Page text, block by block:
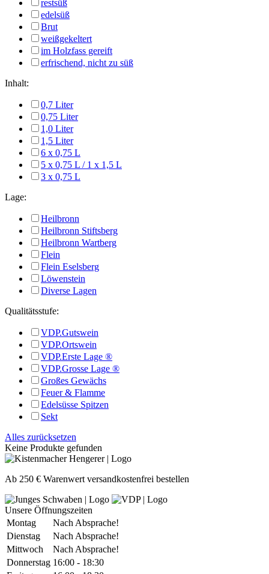
restsüß
edelsüß
Brut
weißgekeltert
im Holzfass gereift
erfrischend, nicht zu süß
Inhalt:
0,7 Liter
0,75 Liter
1,0 Liter
1,5 Liter
6 x 0,75 L
5 x 0,75 L / 1 x 1,5 L
3 x 0,75 L
Lage:
Heilbronn
Heilbronn Stiftsberg
Heilbronn Wartberg
Flein
Flein Eselsberg
Löwenstein
Diverse Lagen
Qualitätsstufe:
VDP.Gutswein
VDP.Ortswein
VDP.Erste Lage ®
VDP.Grosse Lage ®
Großes Gewächs
Feuer & Flamme
Edelsüsse Spitzen
Sekt
Alles zurücksetzen
Keine Produkte gefunden
Ab 250 € Warenwert versandkostenfrei bestellen
Unsere Öffnungszeiten
Montag
Nach Absprache!
Dienstag
Nach Absprache!
Mittwoch
Nach Absprache!
Donnerstag 16:00 - 18:30